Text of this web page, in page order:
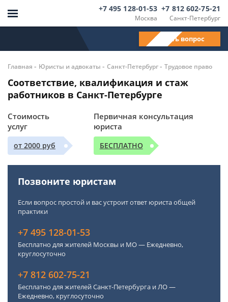
Москва
+7 495 128-01-53
Санкт-Петербург
+7 812 602-75-21
Задать вопрос
Главная - Юристы и адвокаты - Санкт-Петербург- Трудовое право
Соответствие, квалификация и стаж
работников в Санкт-Петербурге
Стоимость
услуг
от 2000 руб
Первичная консультация
юриста
БЕСПЛАТНО
Позвоните юристам
Если вопрос простой и вас устроит ответ юриста общей
практики
+7 495 128-01-53
Бесплатно для жителей Москвы и МО — Ежедневно,
круглосуточно
+7 812 602-75-21
Бесплатно для жителей Санкт-Петербурга и ЛО —
Ежедневно, круглосуточно